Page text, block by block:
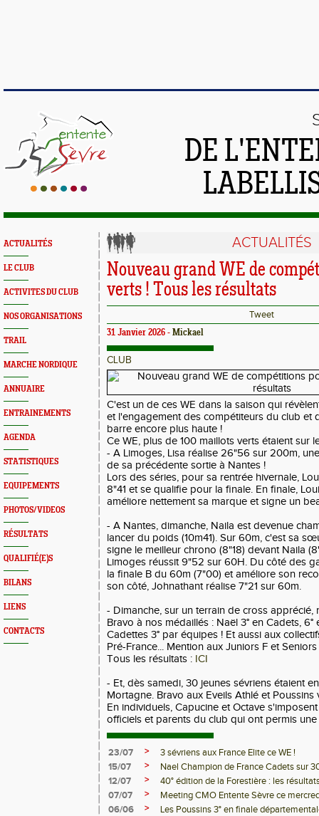
DE
ACTUALITÉS
LE CLUB
ACTIVITES DU CLUB
NOS ORGANISATIONS
TRAIL
MARCHE NORDIQUE
ANNUAIRE
ENTRAINEMENTS
AGENDA
STATISTIQUES
EQUIPEMENTS
PHOTOS/VIDEOS
RÉSULTATS
QUALIFIÉ(E)S
BILANS
LIENS
CONTACTS
ACTUALITÉS
Nouveau grand WE de
verts ! Tous les résultats
Tweet
31 Janvier 2026 - Mickael
CLUB
C'est un de ces WE dans la saison qui
et l'engagement des compétiteurs du club et
barre encore plus haute !
Ce WE, plus de 100 maillots verts étaient sur
- A Limoges, Lisa réalise 26"56 sur 200m,
de sa précédente sortie à Nantes !
Lors des séries, pour sa rentrée hivernale,
8"41 et se qualifie pour la finale. En finale,
améliore nettement sa marque et signe un
- A Nantes, dimanche, Naila est devenue
lancer du poids (10m41). Sur 60m, c'est sa
signe le meilleur chrono (8"18) devant Naila
Limoges réussit 9"52 sur 60H. Du côté des
la finale B du 60m (7"00) et améliore son
son côté, Johnathant réalise 7"21 sur 60m.
- Dimanche, sur un terrain de cross apprécié,
Bravo à nos médaillés : Naël 3° en Cadets, 6°
Cadettes 3° par équipes ! Et aussi aux
Pré-France... Mention aux Juniors F et Seniors
Tous les résultats : ICI
- Et, dès samedi, 30 jeunes sévriens étaient
Mortagne. Bravo aux Eveils Athlé et
En individuels, Capucine et Octave
officiels et parents du club qui ont permis
23/07 >
3 sévriens aux France Elite ce WE !
15/07
>
Nael Champion de France Cadets sur
12/07
>
40° édition de la Forestière : les
07/07
>
Meeting CMO Entente Sèvre ce
06/06
>
Les Poussins 3° en finale